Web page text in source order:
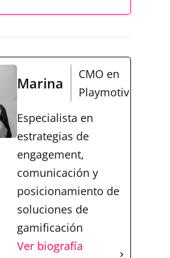
Marina
CMO en
Playmotiv
Especialista en
estrategias de
engagement,
comunicación y
posicionamiento de
soluciones de
gamificación
Ver biografía